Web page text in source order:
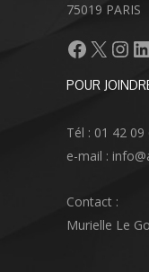
75019 PARIS
Facebook
X
POUR
Tél : 01 42 09
e-mail :
Contact :
Murielle Le